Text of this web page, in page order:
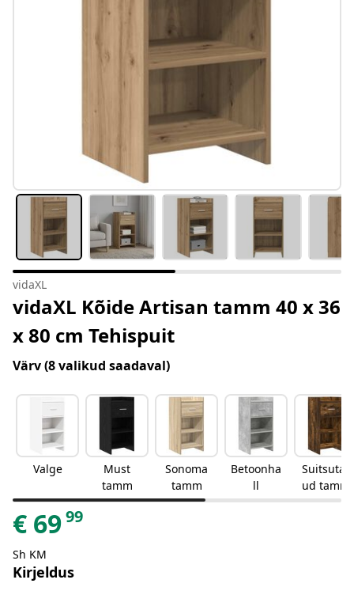
vidaXL
vidaXL Kõide Artisan tamm 40 x 36
x 80 cm Tehispuit
Värv(8 valikud saadaval)
Valge
Must
tamm
Sonoma
tamm
Betoonha
ll
Suitsutat
ud tamm
€ 6999
Sh KM
Kirjeldus